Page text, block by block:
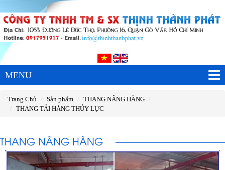
MENU
Trang Chủ Sản phẩm
THANG NÂNG HÀNG
THANG TẢI HÀNG THỦY LỰC
THANG NÂNG HÀNG